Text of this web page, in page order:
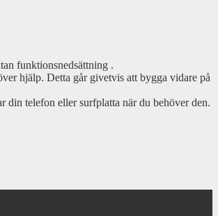
funktionsnedsättning .
hjälp. Detta går givetvis att bygga vidare på
din telefon eller surfplatta när du behöver den.